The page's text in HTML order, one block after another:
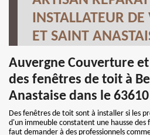
INSTALLATEUR DE
ET SAINT
Auvergne Couverture
des fenêtres de toit à
Anastaise dans le 63610
Des fenêtres de toit sont à installer si les
d'un immeuble constatent une hausse
faut demander à des professionnels